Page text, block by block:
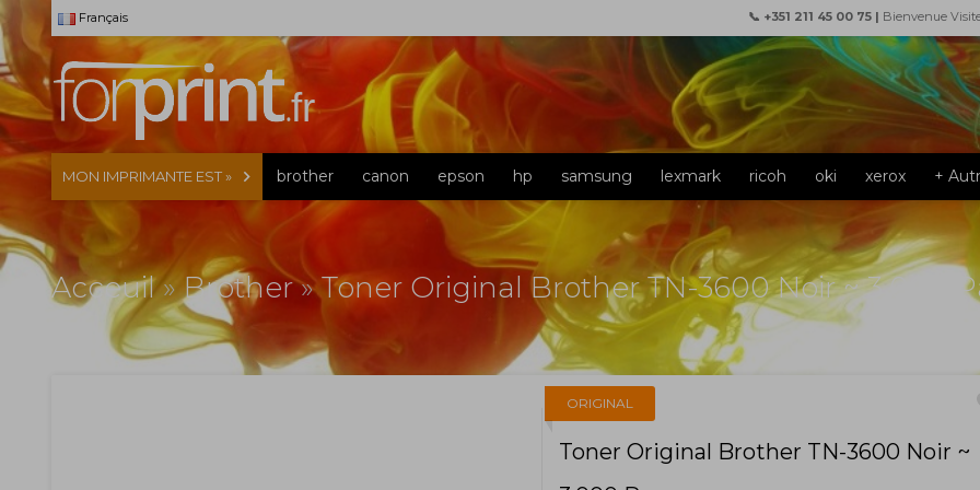
Français 📞 +351 211 45 00 75 | Bienvenue
MON IMPRIMANTE EST » brother canon epson hp samsung lexmark ricoh oki xerox +
Acceuil»Brother»Toner Original Brother TN-3600 Noir ~ 3.000
ORIGINAL
Toner Original Brother TN-3600 Noir ~